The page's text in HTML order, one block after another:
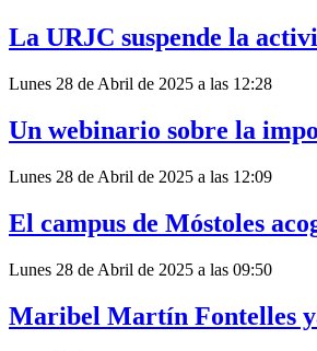
La URJC suspende la
Lunes 28 de Abril de 2025 a las 12:28
Un webinario sobre la
Lunes 28 de Abril de 2025 a las 12:09
El campus de Móstoles
Lunes 28 de Abril de 2025 a las 09:50
Maribel Martín Fontelles